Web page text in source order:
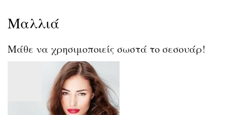
Μαλλιά
Μάθε να χρησιμοποιείς σωστά το σεσουάρ!